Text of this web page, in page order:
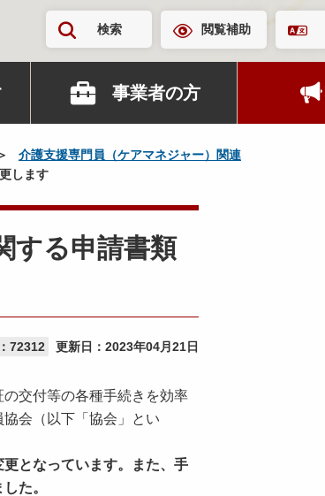
検索 閲覧補助
事業者の方
介護支援専門員（ケアマネジャー）関連
します
する申請書類
72312 更新日： 2023年04月21日
交付等の各種手続きを効率
会（以下「協会」とい
となっています。また、手
た。